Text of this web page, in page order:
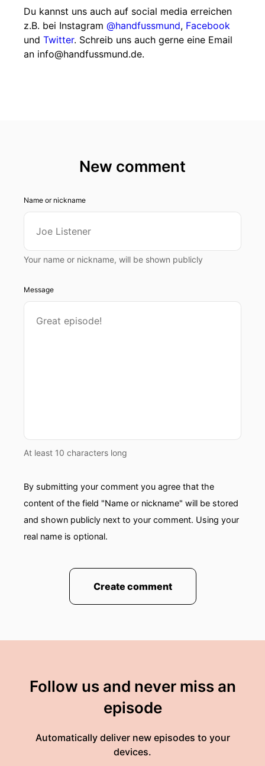
Du kannst uns auch auf social media erreichen
z.B. bei Instagram @handfussmund, Facebook
und Twitter. Schreib uns auch gerne eine Email
an info@handfussmund.de.
New comment
Name or nickname
Your name or nickname, will be shown publicly
Message
At least 10 characters long
By submitting your comment you agree that the
content of the field "Name or nickname" will be stored
and shown publicly next to your comment. Using your
real name is optional.
Create comment
Follow us and never miss an
episode
Automatically deliver new episodes to your
devices.